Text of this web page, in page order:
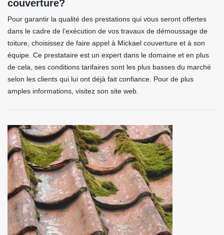
couverture?
Pour garantir la qualité des prestations qui vous seront offertes
dans le cadre de l’exécution de vos travaux de démoussage de
toiture, choisissez de faire appel à Mickael couverture et à son
équipe. Ce prestataire est un expert dans le domaine et en plus
de cela, ses conditions tarifaires sont les plus basses du marché
selon les clients qui lui ont déjà fait confiance. Pour de plus
amples informations, visitez son site web.